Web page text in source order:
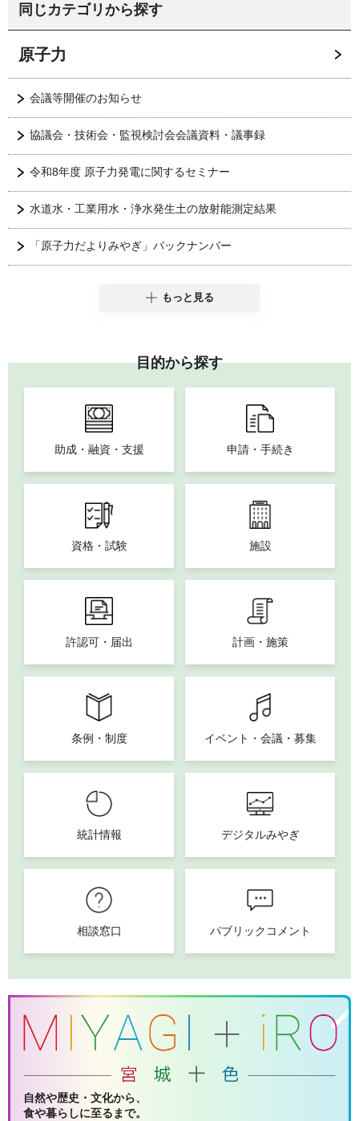
同じカテゴリから探す
原子力
会議等開催のお知らせ
協議会・技術会・監視検討会会議資料・議事録
令和8年度 原子力発電に関するセミナー
水道水・工業用水・浄水発生土の放射能測定結果
「原子力だよりみやぎ」バックナンバー
もっと見る
目的から探す
助成・融資・支援 申請・手続き
資格・試験 施設
許認可・届出 計画・施策
条例・制度 イベント・会議・募集
統計情報 デジタルみやぎ
相談窓口 パブリックコメント
自然や歴史・文化から、
食や暮らしに至るまで。